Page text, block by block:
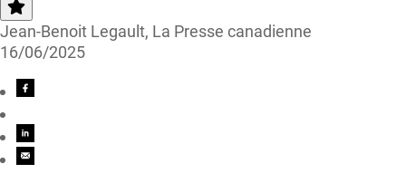
Jean-Benoit Legault, La Presse canadienne
16/06/2025